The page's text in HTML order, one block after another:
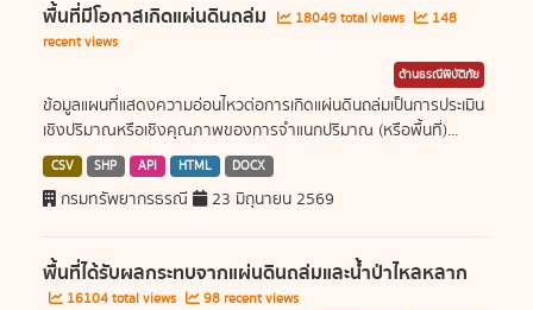
พื้นที่มีโอกาสเกิดแผ่นดินถล่ม 18049 total views
148
recent views
ด้านธรณีพิบัติภัย
ข้อมูลแผนที่แสดงความอ่อนไหวต่อการเกิดแผ่นดินถล่มเป็นการประเมิน
เชิงปริมาณหรือเชิงคุณภาพของการจำแนกปริมาณ (หรือพื้นที่)...
CSV SHP API HTML DOCX
กรมทรัพยากรธรณี 23 มิถุนายน 2569
พื้นที่ได้รับผลกระทบจากแผ่นดินถล่มและน้ำป่าไหลหลาก
16104 total views 98 recent views